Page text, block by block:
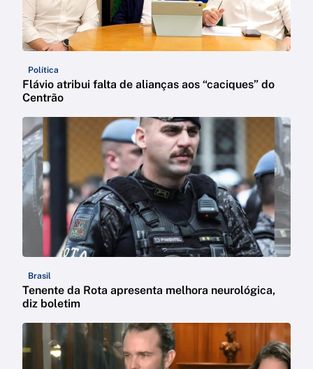
Política
Flávio atribui falta de alianças aos “caciques” do
Centrão
Brasil
Tenente da Rota apresenta melhora neurológica,
diz boletim